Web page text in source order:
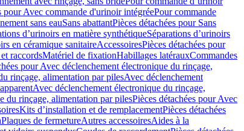
pour Avec commande d'urinoir intégréePour commande
sans eauSans abattantPièces détachées pour Sans
d’urinoirs en matière synthétiqueSéparations d’urinoirs
en céramique sanitaireAccessoiresPièces détachées pour
raccordsMatériel de fixationHabillages latérauxCommandes
pour Avec déclenchement électronique du rinçage,
rinçage, alimentation par pilesAvec déclenchement
Avec déclenchement électronique du rinçage,
du rinçage, alimentation par pilesPièces détachées pour Avec
Kits d’installation et de remplacementPièces détachées
Plaques de fermetureAutres accessoiresAides à la